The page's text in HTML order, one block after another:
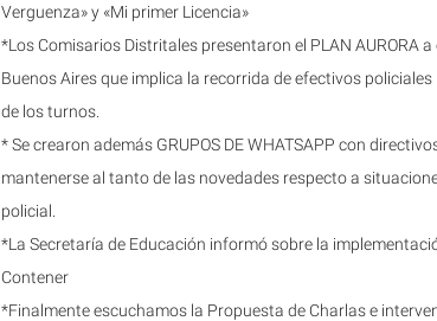
Verguenza» y «Mi primer Licencia»
*Los Comisarios Distritales presentaron el PLAN AURORA
Buenos Aires que implica la recorrida de efectivos
de los turnos.
* Se crearon además GRUPOS DE WHATSAPP con
mantenerse al tanto de las novedades respecto a
policial.
*La Secretaría de Educación informó sobre la
Contener
*Finalmente escuchamos la Propuesta de Charlas e